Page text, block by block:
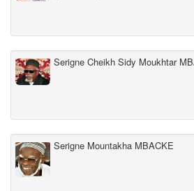
Serigne Cheikh Sidy Moukhtar
Serigne Mountakha MBACKE